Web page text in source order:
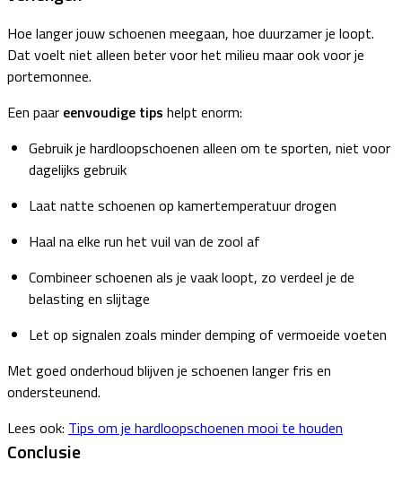
Hoe langer jouw schoenen meegaan, hoe duurzamer je loopt.
Dat voelt niet alleen beter voor het milieu maar ook voor je
portemonnee.
Een paar eenvoudige tips helpt enorm:
Gebruik je hardloopschoenen alleen om te sporten, niet voor
dagelijks gebruik
Laat natte schoenen op kamertemperatuur drogen
Haal na elke run het vuil van de zool af
Combineer schoenen als je vaak loopt, zo verdeel je de
belasting en slijtage
Let op signalen zoals minder demping of vermoeide voeten
Met goed onderhoud blijven je schoenen langer fris en
ondersteunend.
Lees ook: Tips om je hardloopschoenen mooi te houden
Conclusie